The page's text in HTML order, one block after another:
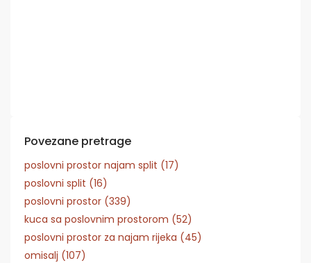
Povezane pretrage
poslovni prostor najam split (17)
poslovni split (16)
poslovni prostor (339)
kuca sa poslovnim prostorom (52)
poslovni prostor za najam rijeka (45)
omisalj (107)